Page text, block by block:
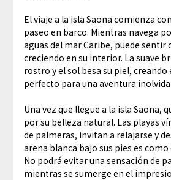
El viaje a la isla Saona comienza
paseo en barco. Mientras navega
aguas del mar Caribe, puede sentir
creciendo en su interior. La suave
rostro y el sol besa su piel,
perfecto para una aventura
Una vez que llegue a la isla Saona,
por su belleza natural. Las playas
de palmeras, invitan a relajarse y
arena blanca bajo sus pies es
No podrá evitar una sensación de
mientras se sumerge en el